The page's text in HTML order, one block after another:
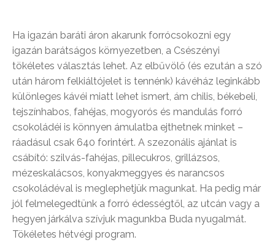
Ha igazán baráti áron akarunk forrócsokozni egy
igazán barátságos környezetben, a Csészényi
tökéletes választás lehet. Az elbűvölő (és ezután a szó
után három felkiáltójelet is tennénk) kávéház leginkább
különleges kávéi miatt lehet ismert, ám chilis, békebeli,
tejszínhabos, fahéjas, mogyorós és mandulás forró
csokoládéi is könnyen ámulatba ejthetnek minket –
ráadásul csak 640 forintért. A szezonális ajánlat is
csábító: szilvás-fahéjas, pillecukros, grillázsos,
mézeskalácsos, konyakmeggyes és narancsos
csokoládéval is meglephetjük magunkat. Ha pedig már
jól felmelegedtünk a forró édességtől, az utcán vagy a
hegyen járkálva szívjuk magunkba Buda nyugalmát.
Tökéletes hétvégi program.